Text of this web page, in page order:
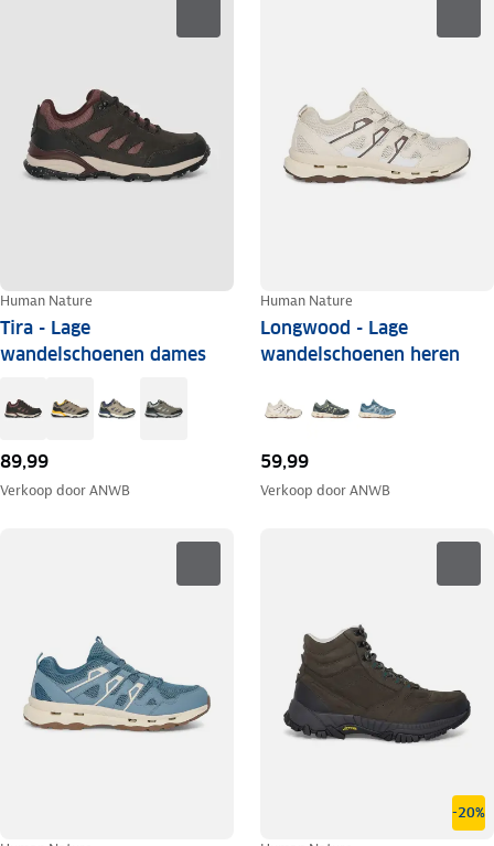
Human Nature
Tira - Lage
wandelschoenen dames
89,99
Verkoop doorANWB
Human Nature
Longwood - Lage
wandelschoenen heren
59,99
Verkoop doorANWB
-20%